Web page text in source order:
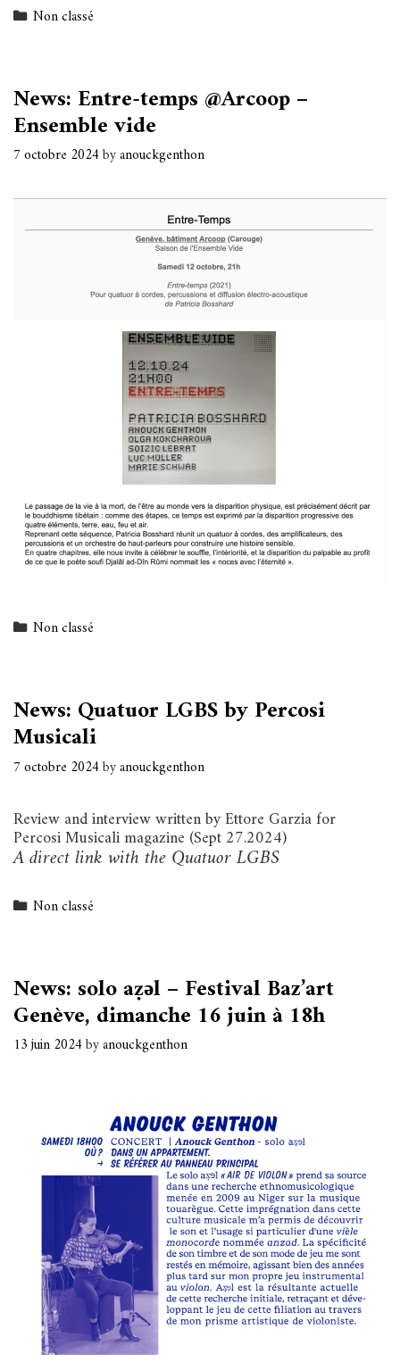
Categories
Non classé
News: Entre-temps @Arcoop –
Ensemble vide
7 octobre 2024byanouckgenthon
Categories
Non classé
News: Quatuor LGBS by Percosi
Musicali
7 octobre 2024byanouckgenthon
Review and interview written by Ettore Garzia for
Percosi Musicali magazine (Sept 27.2024)
A direct link with the Quatuor LGBS
Categories
Non classé
News: solo aẓǝl – Festival Baz’art
Genève, dimanche 16 juin à 18h
13 juin 2024byanouckgenthon